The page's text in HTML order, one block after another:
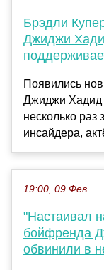
Брэдли
Джиджи
Появились
Джиджи Хадид
несколько
инсайдера,
19:00, 09 Фев
"Настаивал
бойфренда
обвинили в